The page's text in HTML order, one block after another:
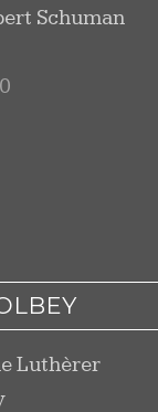
Schuman
Luthèrer